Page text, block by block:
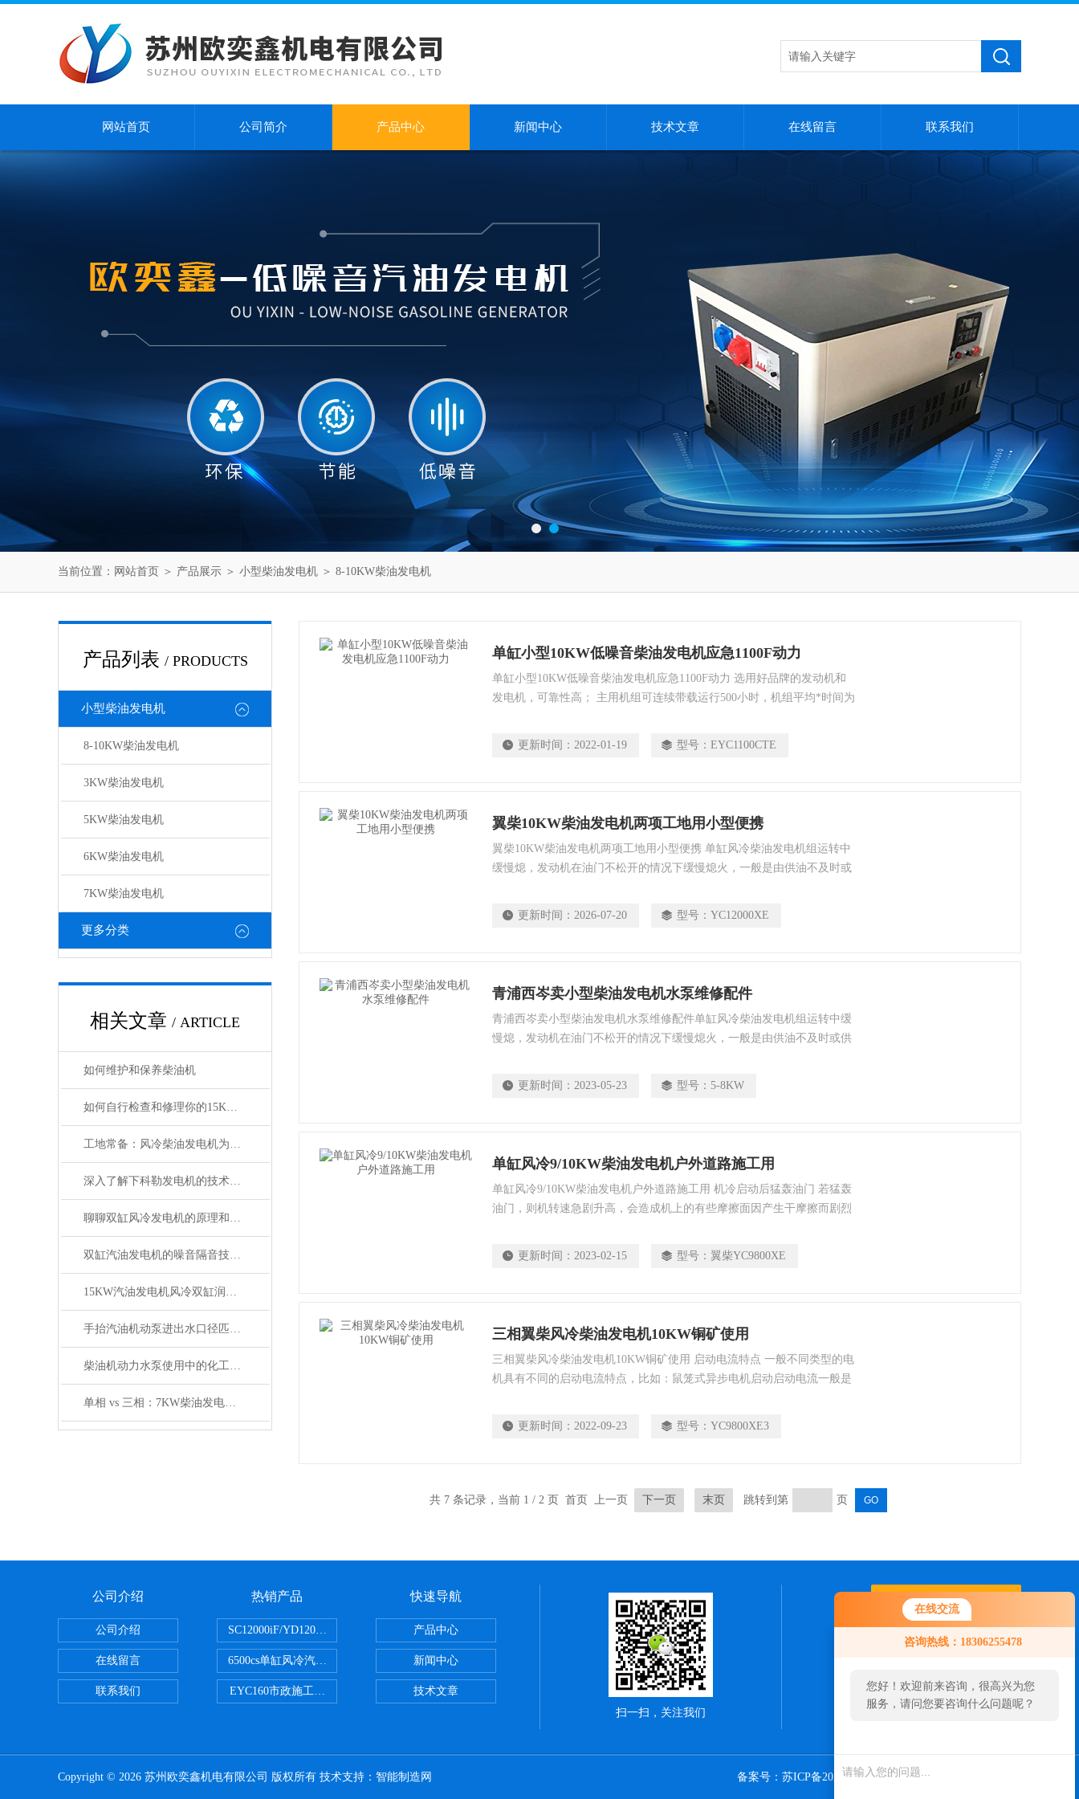
在线交流
咨询热线：18306255478
您好！欢迎前来咨询，很高兴为您
服务，请问您要咨询什么问题呢？
网站首页 公司简介 产品中心 新闻中心 技术文章 在线留言 联系我们
当前位置： 网站首页 ＞ 产品展示 ＞ 小型柴油发电机 ＞ 8-10KW柴油发电机
产品列表 / PRODUCTS
小型柴油发电机
8-10KW柴油发电机
3KW柴油发电机
5KW柴油发电机
6KW柴油发电机
7KW柴油发电机
更多分类
相关文章 / ARTICLE
如何维护和保养柴油机
如何自行检查和修理你的15KW汽油发电机
工地常备：风冷柴油发电机为何更耐用
深入了解下科勒发电机的技术原理
聊聊双缸风冷发电机的原理和选购
双缸汽油发电机的噪音隔音技术解决方案
15KW汽油发电机风冷双缸润通动力电压380/220V
手抬汽油机动泵进出水口径匹配对效率的影响
柴油机动力水泵使用中的化工介质
单相 vs 三相：7KW柴油发电机输出方式怎么选？
单缸小型10KW低噪音柴油发电机应急1100F动力
单缸小型10KW低噪音柴油发电机应急1100F动力 选用好品牌的发动机和
发电机，可靠性高； 主用机组可连续带载运行500小时，机组平均*时间为
更新时间： 2022-01-19 型号： EYC1100CTE
翼柴10KW柴油发电机两项工地用小型便携
翼柴10KW柴油发电机两项工地用小型便携 单缸风冷柴油发电机组运转中
缓慢熄，发动机在油门不松开的情况下缓慢熄火，一般是由供油不及时或
因有：油箱内柴油用尽。油箱盖通气阀门堵塞。燃油滤清器或油水分离器
更新时间： 2026-07-20 型号： YC12000XE
青浦西岑卖小型柴油发电机水泵维修配件
青浦西岑卖小型柴油发电机水泵维修配件单缸风冷柴油发电机组运转中缓
慢熄，发动机在油门不松开的情况下缓慢熄火，一般是由供油不及时或供
有：油箱内柴油用尽。油箱盖通气阀门堵塞。燃油滤清器或油水分离器堵
更新时间： 2023-05-23 型号： 5-8KW
单缸风冷9/10KW柴油发电机户外道路施工用
单缸风冷9/10KW柴油发电机户外道路施工用 机冷启动后猛轰油门 若猛轰
油门，则机转速急剧升高，会造成机上的有些摩擦面因产生干摩擦而剧烈
易损坏机件。
更新时间： 2023-02-15 型号： 翼柴YC9800XE
三相翼柴风冷柴油发电机10KW铜矿使用
三相翼柴风冷柴油发电机10KW铜矿使用 启动电流特点 一般不同类型的电
机具有不同的启动电流特点，比如：鼠笼式异步电机启动启动电流一般是
电流的2～5倍。电机功率超过30kw的电动机不适合频繁启动，因为30kw以
更新时间： 2022-09-23 型号： YC9800XE3
共 7 条记录，当前 1 / 2 页 首页 上一页 下一页 末页 跳转到第 页
公司介绍
公司介绍
在线留言
联系我们
热销产品
SC12000iF/YD12000大疆T30用汽油发电机9KW价格经济实惠
6500cs单缸风冷汽油发电机小型3KW/5KW/7KW8
EYC160市政施工用路面切割机配186柴油机电启动
快速导航
产品中心
新闻中心
技术文章
扫一扫，关注我们
联系我们
24小时热线：
Copyright © 2026 苏州欧奕鑫机电有限公司 版权所有 技术支持： 智能制造网 备案号：苏ICP备2020068264号-1 Sitemap.xml